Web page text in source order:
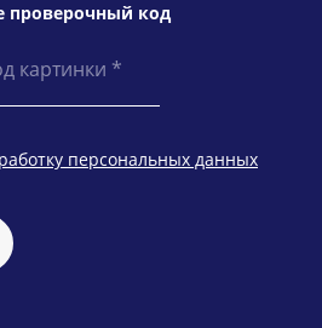
проверочный код
персональных данных